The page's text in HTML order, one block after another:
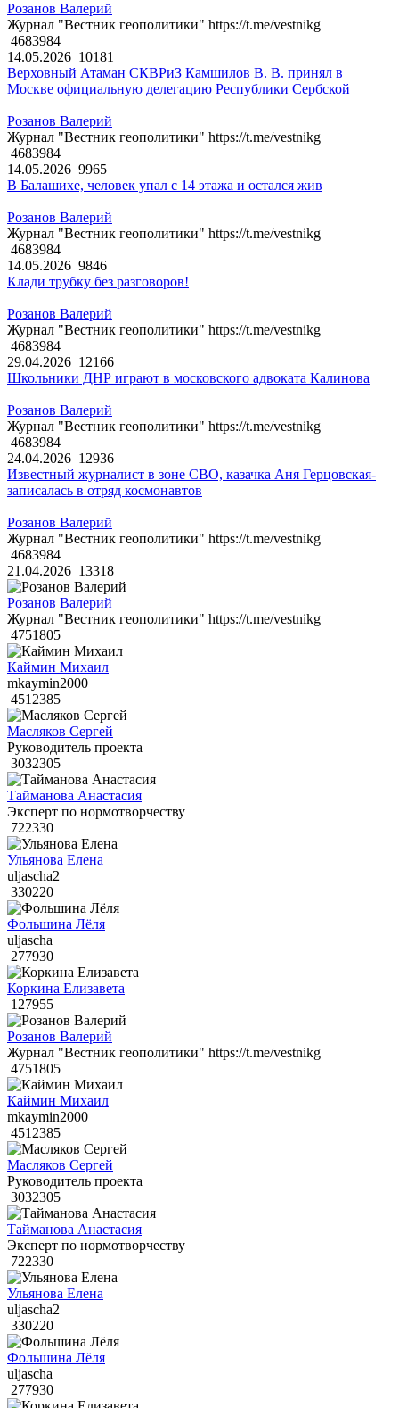
Розанов Валерий
Журнал "Вестник геополитики" https://t.me/vestnikg
4683984
14.05.2026 10181
Верховный Атаман СКВРиЗ Камшилов В. В. принял в
Москве официальную делегацию Республики Сербской
Розанов Валерий
Журнал "Вестник геополитики" https://t.me/vestnikg
4683984
14.05.2026 9965
В Балашихе, человек упал с 14 этажа и остался жив
Розанов Валерий
Журнал "Вестник геополитики" https://t.me/vestnikg
4683984
14.05.2026 9846
Клади трубку без разговоров!
Розанов Валерий
Журнал "Вестник геополитики" https://t.me/vestnikg
4683984
29.04.2026 12166
Школьники ДНР играют в московского адвоката Калинова
Розанов Валерий
Журнал "Вестник геополитики" https://t.me/vestnikg
4683984
24.04.2026 12936
Известный журналист в зоне СВО, казачка Аня Герцовская-
записалась в отряд космонавтов
Розанов Валерий
Журнал "Вестник геополитики" https://t.me/vestnikg
4683984
21.04.2026 13318
Розанов Валерий
Журнал "Вестник геополитики" https://t.me/vestnikg
4751805
Каймин Михаил
mkaymin2000
4512385
Масляков Сергей
Руководитель проекта
3032305
Тайманова Анастасия
Эксперт по нормотворчеству
722330
Ульянова Елена
uljascha2
330220
Фольшина Лёля
uljascha
277930
Коркина Елизавета
127955
Розанов Валерий
Журнал "Вестник геополитики" https://t.me/vestnikg
4751805
Каймин Михаил
mkaymin2000
4512385
Масляков Сергей
Руководитель проекта
3032305
Тайманова Анастасия
Эксперт по нормотворчеству
722330
Ульянова Елена
uljascha2
330220
Фольшина Лёля
uljascha
277930